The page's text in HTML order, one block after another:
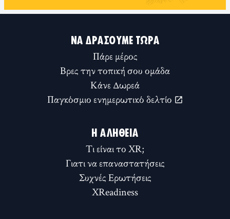
ΝΑ ΔΡΆΣΟΥΜΕ ΤΏΡΑ
Πάρε μέρος
Βρες την τοπική σου ομάδα
Κάνε Δωρεά
Παγκόσμιο ενημερωτικό δελτίο
Η ΑΛΉΘΕΙΑ
Τι είναι το XR;
Γιατι να επαναστατήσεις
Συχνές Ερωτήσεις
XReadiness